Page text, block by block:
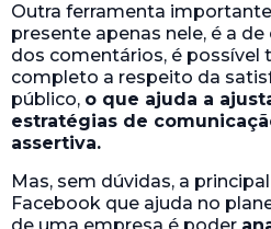
Outra ferramenta
presente apenas nele, é a
dos comentários, é possível
completo a respeito da
público, o que ajuda a
estratégias de
assertiva.
Mas, sem dúvidas, a
Facebook que ajuda no
de uma empresa é poder